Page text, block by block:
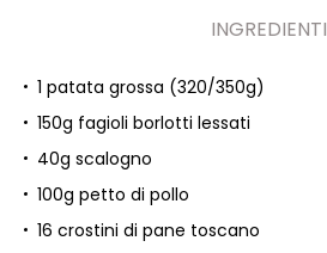
INGREDIENTI
1 patata grossa (320/350g)
150g fagioli borlotti lessati
40g scalogno
100g petto di pollo
16 crostini di pane toscano